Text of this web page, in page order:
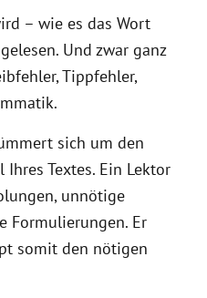
– wie es das Wort
Und zwar ganz
Tippfehler,
sich um den
Textes. Ein Lektor
unnötige
Formulierungen. Er
somit den nötigen